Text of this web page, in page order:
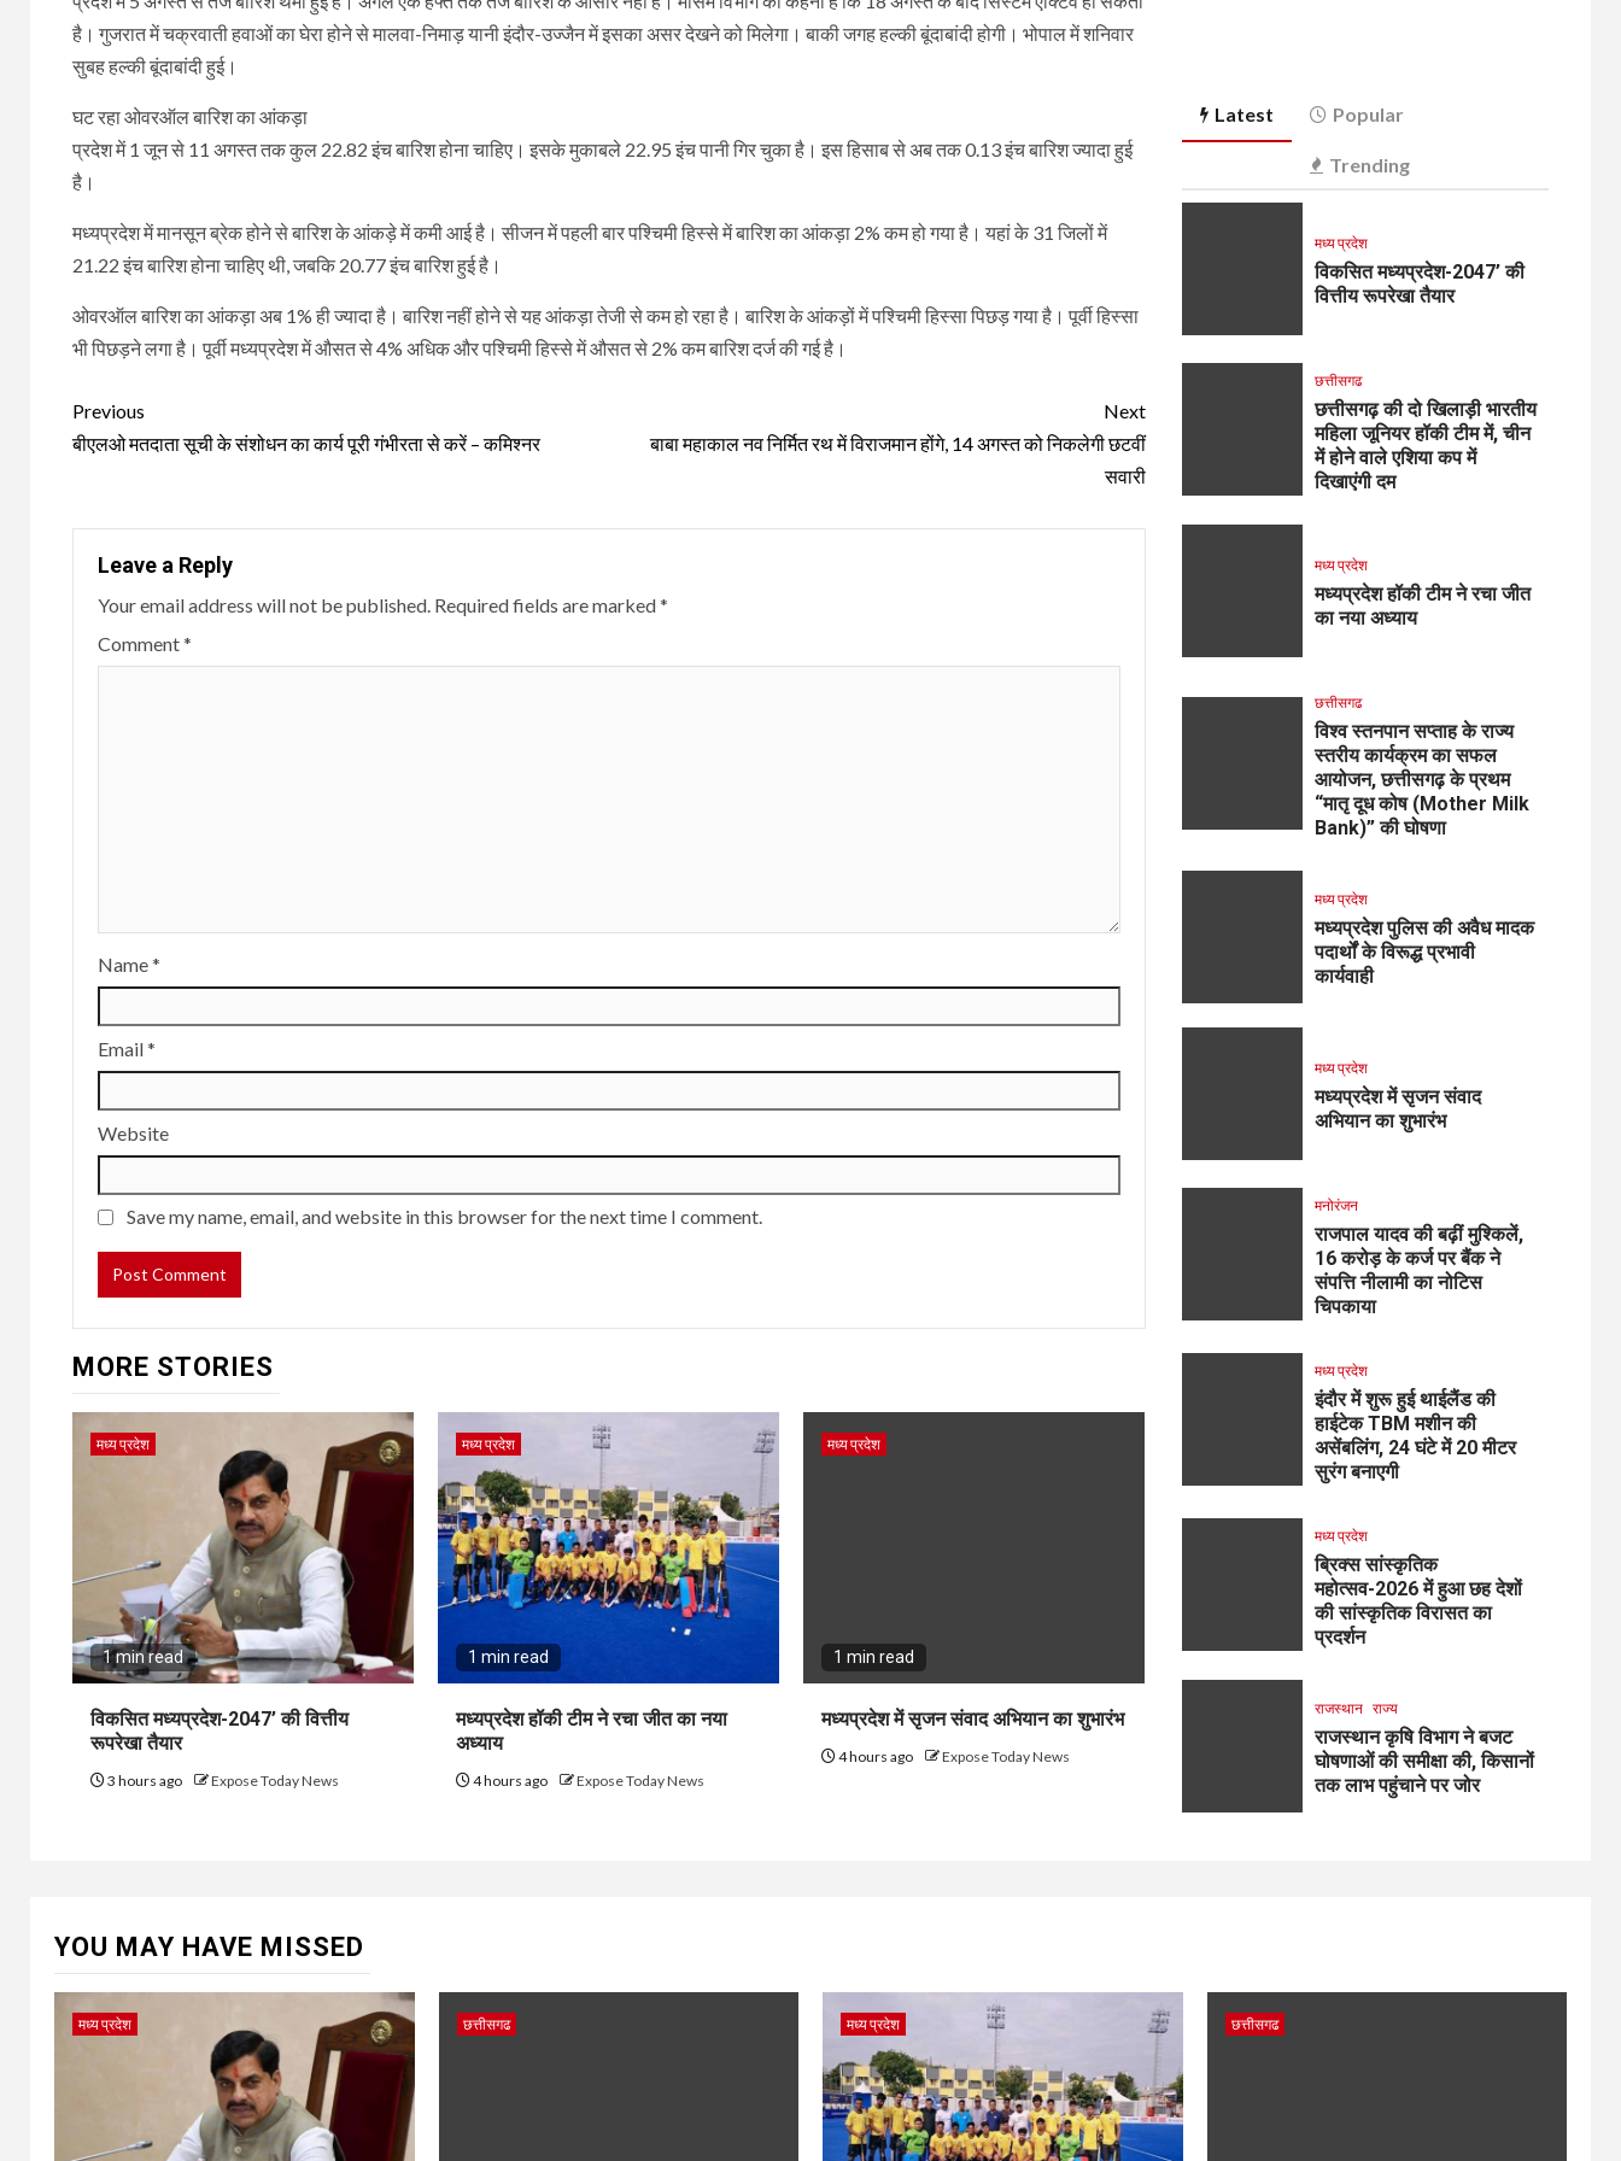
है। गुजरात में चक्रवाती हवाओं का घेरा होने से मालवा-निमाड़ यानी इंदौर-उज्जैन में इसका असर देखने को मिलेगा। बाकी जगह हल्की बूंदाबांदी होगी। भोपाल में शनिवार
सुबह हल्की बूंदाबांदी हुई।
घट रहा ओवरऑल बारिश का आंकड़ा
प्रदेश में 1 जून से 11 अगस्त तक कुल 22.82 इंच बारिश होना चाहिए। इसके मुकाबले 22.95 इंच पानी गिर चुका है। इस हिसाब से अब तक 0.13 इंच बारिश ज्यादा हुई
है।
मध्यप्रदेश में मानसून ब्रेक होने से बारिश के आंकड़े में कमी आई है। सीजन में पहली बार पश्चिमी हिस्से में बारिश का आंकड़ा 2% कम हो गया है। यहां के 31 जिलों में
21.22 इंच बारिश होना चाहिए थी, जबकि 20.77 इंच बारिश हुई है।
ओवरऑल बारिश का आंकड़ा अब 1% ही ज्यादा है। बारिश नहीं होने से यह आंकड़ा तेजी से कम हो रहा है। बारिश के आंकड़ों में पश्चिमी हिस्सा पिछड़ गया है। पूर्वी हिस्सा
भी पिछड़ने लगा है। पूर्वी मध्यप्रदेश में औसत से 4% अधिक और पश्चिमी हिस्से में औसत से 2% कम बारिश दर्ज की गई है।
Continue
Reading
Previous
बीएलओ मतदाता सूची के संशोधन का कार्य पूरी गंभीरता से करें – कमिश्नर
Next
बाबा महाकाल नव निर्मित रथ में विराजमान होंगे, 14 अगस्त को निकलेगी छटवीं
सवारी
Leave a Reply
Your email address will not be published. Required fields are marked*
Comment*
Name*
Email*
Website
Save my name, email, and website in this browser for the next time I comment.
MORE STORIES
मध्य प्रदेश
1 min read
विकसित मध्यप्रदेश-2047’ की वित्तीय
रूपरेखा तैयार
3 hours ago Expose Today News
मध्य प्रदेश
1 min read
मध्यप्रदेश हॉकी टीम ने रचा जीत का नया
अध्याय
4 hours ago Expose Today News
मध्य प्रदेश
1 min read
मध्यप्रदेश में सृजन संवाद अभियान का शुभारंभ
4 hours ago Expose Today News
Latest Popular
Trending
मध्य प्रदेश
विकसित मध्यप्रदेश-2047’ की
वित्तीय रूपरेखा तैयार
छत्तीसगढ
छत्तीसगढ़ की दो खिलाड़ी भारतीय
महिला जूनियर हॉकी टीम में, चीन
में होने वाले एशिया कप में
दिखाएंगी दम
मध्य प्रदेश
मध्यप्रदेश हॉकी टीम ने रचा जीत
का नया अध्याय
छत्तीसगढ
विश्व स्तनपान सप्ताह के राज्य
स्तरीय कार्यक्रम का सफल
आयोजन, छत्तीसगढ़ के प्रथम
“मातृ दूध कोष (Mother Milk
Bank)” की घोषणा
मध्य प्रदेश
मध्यप्रदेश पुलिस की अवैध मादक
पदार्थों के विरूद्ध प्रभावी
कार्यवाही
मध्य प्रदेश
मध्यप्रदेश में सृजन संवाद
अभियान का शुभारंभ
मनोरंजन
राजपाल यादव की बढ़ीं मुश्किलें,
₹16 करोड़ के कर्ज पर बैंक ने
संपत्ति नीलामी का नोटिस
चिपकाया
मध्य प्रदेश
इंदौर में शुरू हुई थाईलैंड की
हाईटेक TBM मशीन की
असेंबलिंग, 24 घंटे में 20 मीटर
सुरंग बनाएगी
मध्य प्रदेश
ब्रिक्स सांस्कृतिक
महोत्सव-2026 में हुआ छह देशों
की सांस्कृतिक विरासत का
प्रदर्शन
राजस्थान राज्य
राजस्थान कृषि विभाग ने बजट
घोषणाओं की समीक्षा की, किसानों
तक लाभ पहुंचाने पर जोर
YOU MAY HAVE MISSED
मध्य प्रदेश छत्तीसगढ मध्य प्रदेश छत्तीसगढ